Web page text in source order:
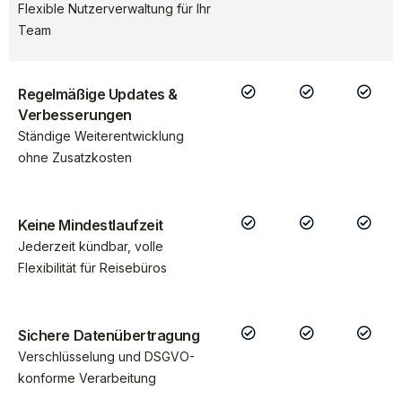
Flexible Nutzerverwaltung für Ihr
Team
Regelmäßige Updates &
Verbesserungen
Ständige Weiterentwicklung
ohne Zusatzkosten
Keine Mindestlaufzeit
Jederzeit kündbar, volle
Flexibilität für Reisebüros
Sichere Datenübertragung
Verschlüsselung und DSGVO-
konforme Verarbeitung